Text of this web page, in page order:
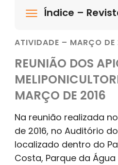
Índice –
ATIVIDADE – MARÇO DE
REUNIÃO DOS
MARÇO DE 2016
Na reunião realizada
de 2016, no Auditório
localizado dentro do
Costa, Parque da